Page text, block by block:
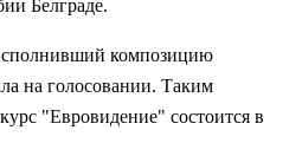
Белграде.
композицию
на голосовании. Таким
"Евровидение" состоится в